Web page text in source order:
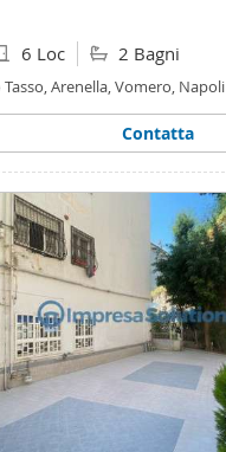
6 Loc 2 Bagni
Arenella, Vomero, Napoli
Contatta